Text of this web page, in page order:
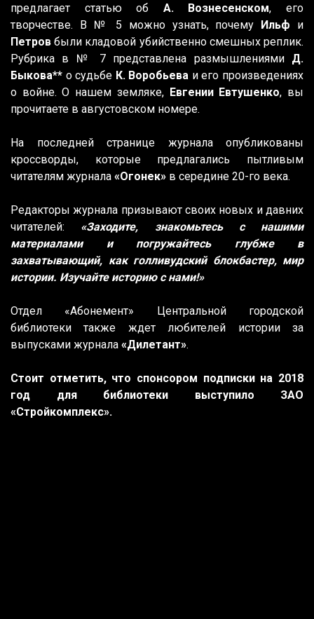
предлагает статью об А. Вознесенском, его
творчестве. В № 5 можно узнать, почему Ильф и
Петровбыли кладовой убийственно смешных реплик.
Рубрика в № 7 представлена размышлениями Д.
Быкова** о судьбе К. Воробьева и его произведениях
о войне. О нашем земляке,Евгении Евтушенко, вы
прочитаете в августовском номере.
На последней странице журнала опубликованы
кроссворды, которые предлагались пытливым
читателям журнала «Огонек» в середине 20-го века.
Редакторы журнала призывают своих новых и давних
читателей: «Заходите, знакомьтесь с нашими
материалами и погружайтесь глубже в
захватывающий, как голливудский блокбастер, мир
истории. Изучайте историю с нами!»
Отдел «Абонемент» Центральной городской
библиотеки также ждет любителей истории за
выпусками журнала «Дилетант».
Стоит отметить, что спонсором подписки на 2018
год для библиотеки выступило ЗАО
«Стройкомплекс».